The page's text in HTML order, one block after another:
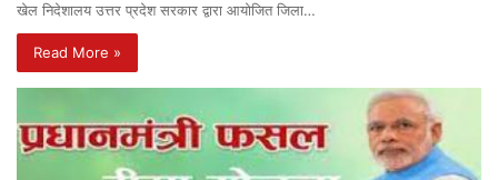
खेल निदेशालय उत्तर प्रदेश सरकार द्वारा आयोजित जिला…
Read More »